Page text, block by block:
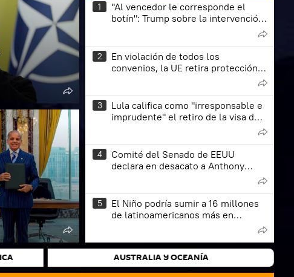
1
"Al vencedor le corresponde el
botín": Trump sobre la intervención
2
En violación de todos los
convenios, la UE retira protección a
3
Lula califica como "irresponsable e
imprudente" el retiro de la visa de
4
Comité del Senado de EEUU
declara en desacato a Anthony
5
El Niño podría sumir a 16 millones
de latinoamericanos más en
AUSTRALIA Y OCEANÍA